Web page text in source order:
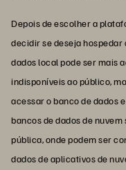
Depois de escolher a
decidir se deseja hospedar
dados local pode ser mais
indisponíveis ao público,
acessar o banco de dados
bancos de dados de
pública, onde podem ser
dados de aplicativos de